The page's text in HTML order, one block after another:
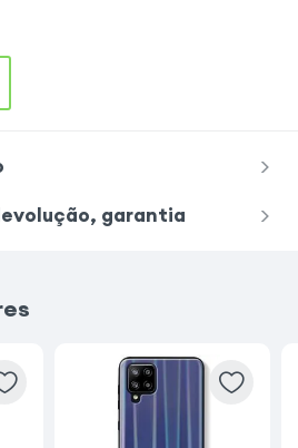
garantia